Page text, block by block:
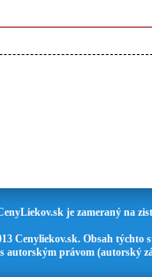
je zameraný na
Cenyliekov.sk. Obsah
autorským právom (autorský